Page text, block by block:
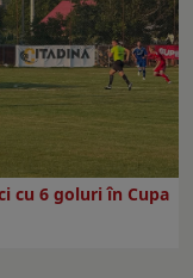
cu 6 goluri în Cupa